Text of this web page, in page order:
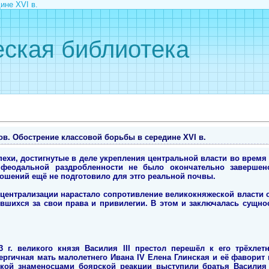
XVI в.
библиотека
Обострение классовой борьбы в середине XVI в.
достигнутые в деле укрепления центральной власти во
раздробленности не было окончательно
ещё не подготовило для этго реальной почвы.
нарастало сопротивление великокняжеской
за свои права и привилегии. В этом и заключалась
г. великого князя Василия III престол перешёл к его
мать малолетнего Ивана IV Елена Глинская и её
знаменосцами боярской реакции выступили братья